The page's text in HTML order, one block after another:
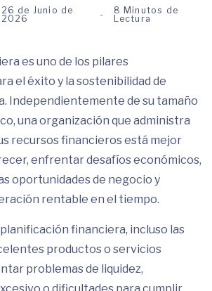
26 de Junio de
2026
8 Minutos de
Lectura
es uno de los pilares
el éxito y la sostenibilidad de
Independientemente de su tamaño
una organización que administra
recursos financieros está mejor
enfrentar desafíos económicos,
oportunidades de negocio y
rentable en el tiempo.
financiera, incluso las
productos o servicios
problemas de liquidez,